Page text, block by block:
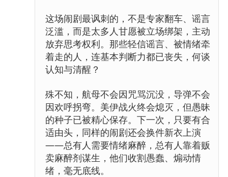
这场闹剧最讽刺的，不是专家翻车、谣言
泛滥，而是太多人甘愿被立场绑架，主动
放弃思考权利。那些轻信谣言、被情绪牵
着走的人，连基本判断力都已丧失，何谈
认知与清醒？
殊不知，航母不会因咒骂沉没，导弹不会
因欢呼拐弯。美伊战火终会熄灭，但愚昧
的种子已被精心保存。下一次，只要有合
适由头，同样的闹剧还会换件新衣上演
——总有人需要情绪麻醉，总有人靠着贩
卖麻醉剂谋生，他们收割愚蠢、煽动情
绪，毫无底线。